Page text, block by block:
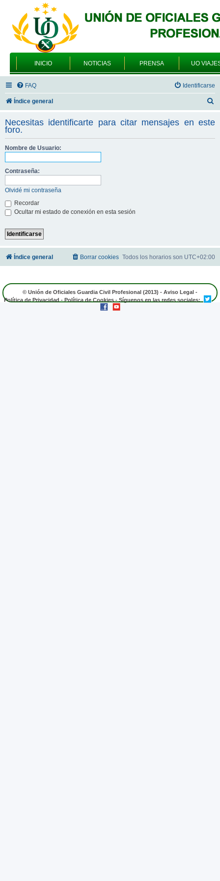
INICIO NOTICIAS PRENSA UO
FAQ Identificarse
Índice general
c
Necesitas identificarte para citar mensajes en este
foro.
Nombre de Usuario:
Contraseña:
Olvidé mi contraseña
Recordar
Ocultar mi estado de conexión en esta sesión
Índice general Todos los horarios son UTC+02:00
Borrar cookies
© Unión de Oficiales Guardia Civil Profesional (2013) - Aviso Legal -
Política de Privacidad - Política de Cookies - Síguenos en las redes sociales: